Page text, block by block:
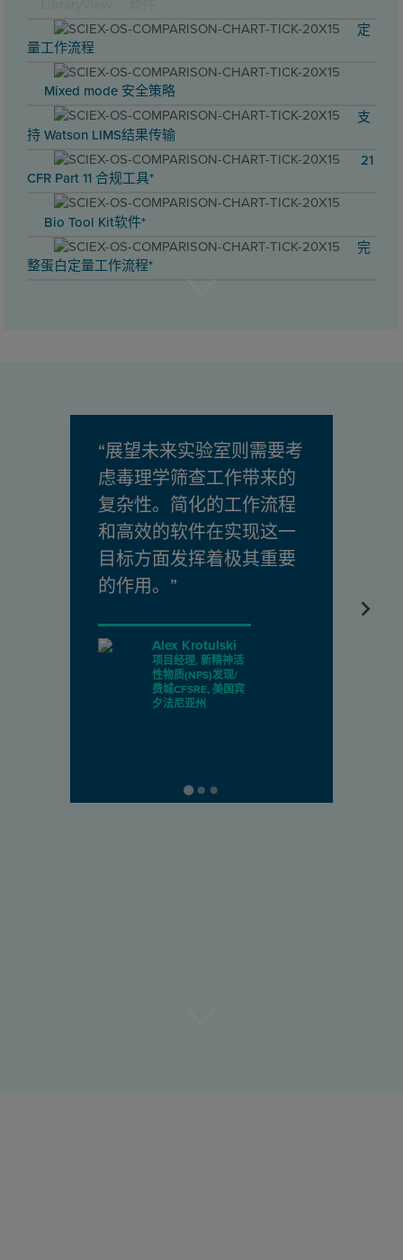
定
量工作流程
Mixed mode 安全策略
支
持 Watson LIMS结果传输
21
CFR Part 11 合规工具*
Bio Tool Kit软件*
完
整蛋白定量工作流程*
“展望未来实验室则需要考
虑毒理学筛查工作带来的
复杂性。简化的工作流程
和高效的软件在实现这一
目标方面发挥着极其重要
的作用。”
Alex Krotulski
项目经理, 新精神活
性物质(NPS)发现/
费城CFSRE, 美国宾
夕法尼亚州